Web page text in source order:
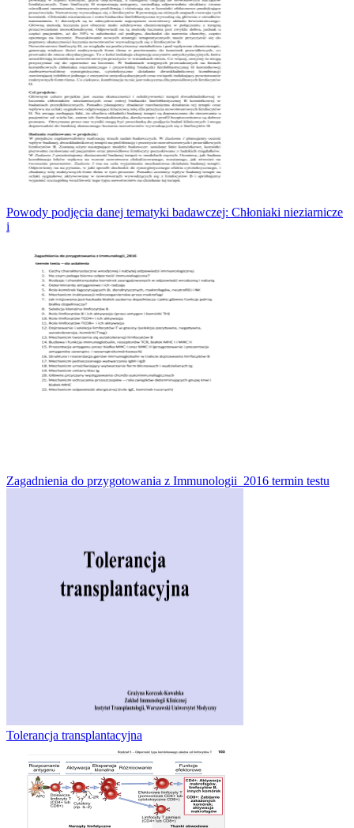
Powody podjęcia danej tematyki badawczej: Chłoniaki nieziarnicze
i
Zagadnienia do przygotowania z Immunologii_2016 termin testu
Tolerancja transplantacyjna